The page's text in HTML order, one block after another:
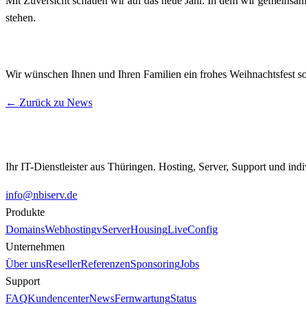
stehen.
Wir wünschen Ihnen und Ihren Familien ein frohes Weihnachtsfest
← Zurück zu News
Ihr IT-Dienstleister aus Thüringen. Hosting, Server, Support und
info@nbiserv.de
Produkte
DomainsWebhostingvServerHousingLiveConfig
Unternehmen
Über unsResellerReferenzenSponsoringJobs
Support
FAQKundencenterNewsFernwartungStatus